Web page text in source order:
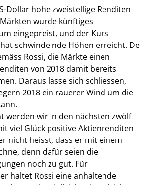
Dollar hohe zweistellige Renditen
wurde künftiges
eingepreist, und der Kurs
schwindelnde Höhen erreicht. De
Rossi, die Märkte einen
von 2018 damit bereits
Daraus lasse sich schliessen,
2018 ein rauerer Wind um die
werden wir in den nächsten zwölf
viel Glück positive Aktienrenditen
nicht heisst, dass er mit einem
denn dafür seien die
noch zu gut. Für
haltet Rossi eine anhaltende